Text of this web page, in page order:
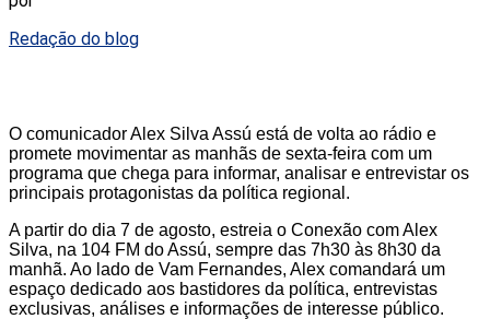
Redação do blog
O comunicador Alex Silva Assú está de volta ao rádio e
promete movimentar as manhãs de sexta-feira com um
programa que chega para informar, analisar e entrevistar os
principais protagonistas da política regional.
A partir do dia 7 de agosto, estreia o Conexão com Alex
Silva, na 104 FM do Assú, sempre das 7h30 às 8h30 da
manhã. Ao lado de Vam Fernandes, Alex comandará um
espaço dedicado aos bastidores da política, entrevistas
exclusivas, análises e informações de interesse público.